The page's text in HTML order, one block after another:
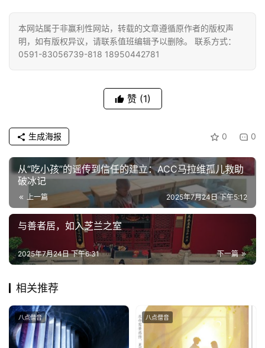
教
人
巡
礼
视
频
纪
佛
教
艺
术
政
登录 注册
本网站属于非赢利性网站，转载的文章遵循原作者的版权声
明，如有版权异议，请联系值班编辑予以删除。 联系方式：
0591-83056739-818 18950442781
赞 (1)
0 0
生成海报
从“吃小孩”的谣传到信任的建立：ACC马拉维孤儿救助
破冰记​​
上一篇 2025年7月24日 下午5:12
与善者居，如入芝兰之室
下一篇
2025年7月24日 下午6:31
相关推荐
八点僧音 八点僧音